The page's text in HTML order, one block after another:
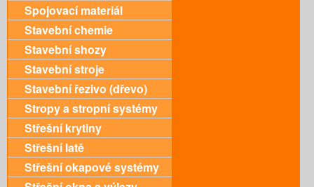
Spojovací materiál
Stavební chemie
Stavební shozy
Stavební stroje
Stavební řezivo (dřevo)
Stropy a stropní systémy
Střešní krytiny
Střešní latě
Střešní okapové systémy